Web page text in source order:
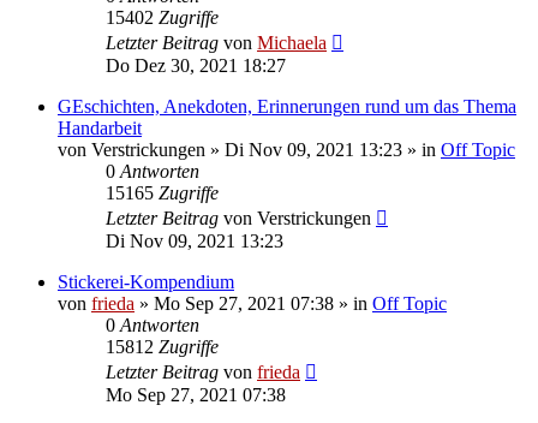
15402 Zugriffe
Letzter Beitrag von Michaela
Do Dez 30, 2021 18:27
GEschichten, Anekdoten, Erinnerungen rund um das Thema
Handarbeit
von Verstrickungen » Di Nov 09, 2021 13:23 » in Off Topic
0 Antworten
15165 Zugriffe
Letzter Beitrag von Verstrickungen
Di Nov 09, 2021 13:23
Stickerei-Kompendium
von frieda » Mo Sep 27, 2021 07:38 » in Off Topic
0 Antworten
15812 Zugriffe
Letzter Beitrag von frieda
Mo Sep 27, 2021 07:38